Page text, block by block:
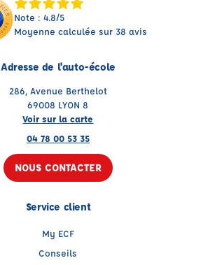
Note : 4.8/5
Moyenne calculée sur 38 avis
Adresse de l'auto-école
286, Avenue Berthelot
69008 LYON 8
Voir sur la carte
04 78 00 53 35
NOUS CONTACTER
Service client
My ECF
Conseils